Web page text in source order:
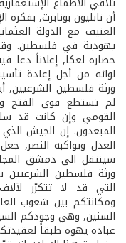
أن نابليون بونابرت,
العنيف مع الدولة
حصاره لعكا, إعلاناً دعا
لوائه من أجل إعادة
ورثة فلسطين الشرعيين,
لم تستطع قوى الفتح
القومي وإن كانت قد
المبعدون. إن الجيش الذي
العدل ويواكبه النصر,
سينتقل الى دمشق
ورثة فلسطين
التي قد لا تتكرّر
ومكانتكم بين شعوب
السنين, وهي وجودكم
عبادة يهوه طبقاً